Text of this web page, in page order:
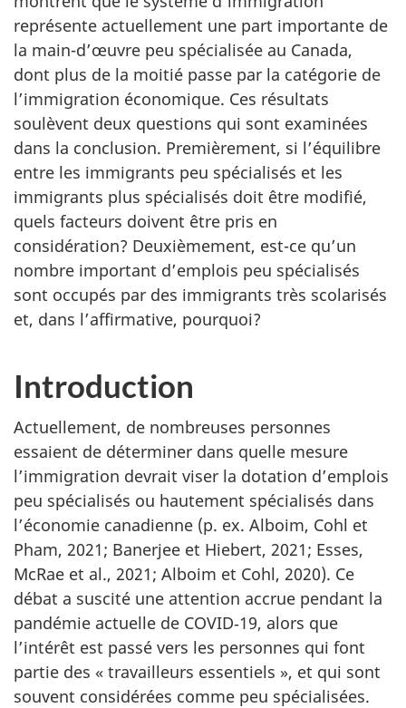
représente actuellement une part importante de
la main-d’œuvre peu spécialisée au Canada,
dont plus de la moitié passe par la catégorie de
l’immigration économique. Ces résultats
soulèvent deux questions qui sont examinées
dans la conclusion. Premièrement, si l’équilibre
entre les immigrants peu spécialisés et les
immigrants plus spécialisés doit être modifié,
quels facteurs doivent être pris en
considération? Deuxièmement, est-ce qu’un
nombre important d’emplois peu spécialisés
sont occupés par des immigrants très scolarisés
et, dans l’affirmative, pourquoi?
Introduction
Actuellement, de nombreuses personnes
essaient de déterminer dans quelle mesure
l’immigration devrait viser la dotation d’emplois
peu spécialisés ou hautement spécialisés dans
l’économie canadienne (p. ex. Alboim, Cohl et
Pham, 2021; Banerjee et Hiebert, 2021; Esses,
McRae et al., 2021; Alboim et Cohl, 2020). Ce
débat a suscité une attention accrue pendant la
pandémie actuelle de COVID‑19, alors que
l’intérêt est passé vers les personnes qui font
partie des « travailleurs essentiels », et qui sont
souvent considérées comme peu spécialisées.